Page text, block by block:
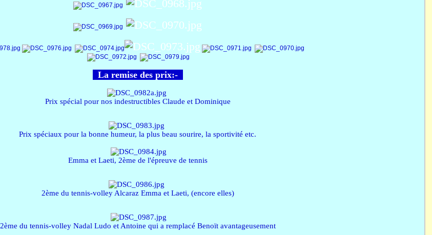
La remise des prix:-
Prix spécial pour nos indestructibles Claude et Dominique
Prix spéciaux pour la bonne humeur, la plus beau sourire, la sportivité etc.
Emma et Laeti, 2ème de l'épreuve de tennis
2ème du tennis-volley Alcaraz Emma et Laeti, (encore elles)
2ème du tennis-volley Nadal Ludo et Antoine qui a remplacé Benoït avantageusement